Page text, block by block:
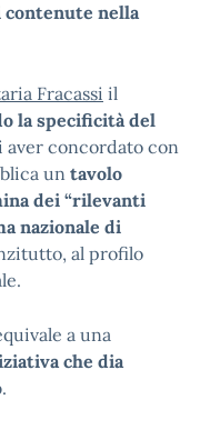
contenute nella
Fracassi il
la specificità del
aver concordato con
un tavolo
dei “rilevanti
nazionale di
al profilo
a una
che dia
.